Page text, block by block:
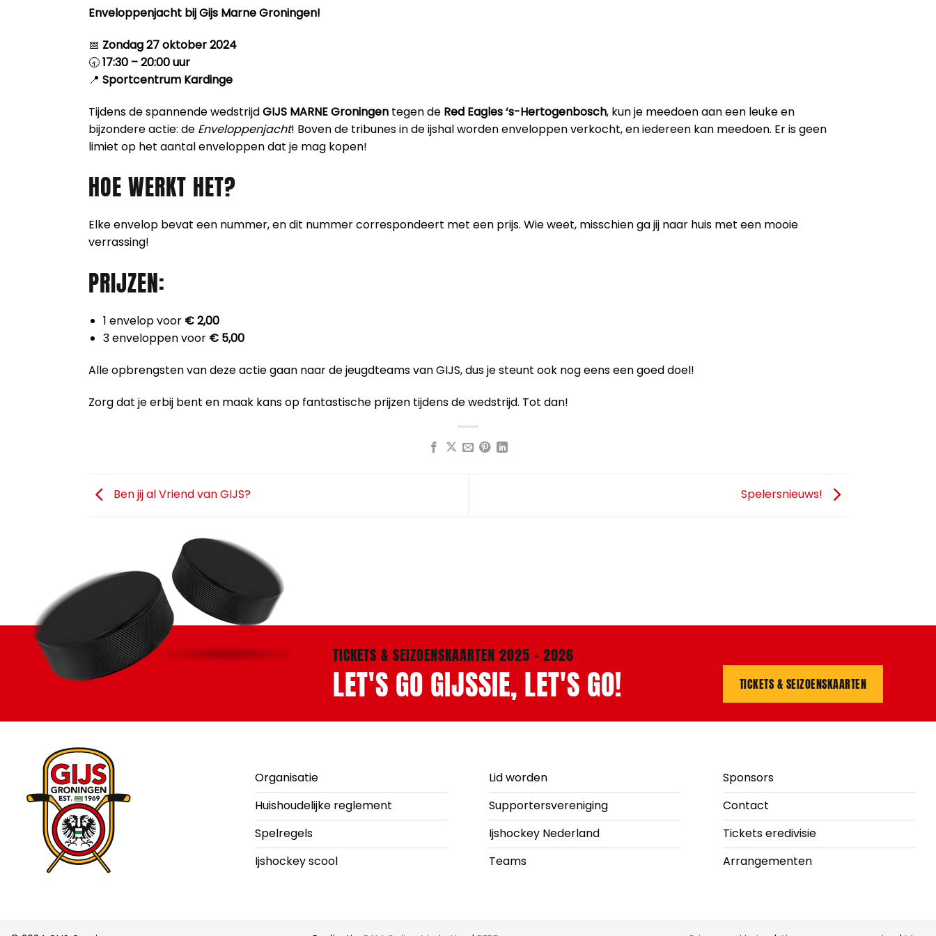
Enveloppenjacht bij Gijs Marne Groningen!
📅 Zondag 27 oktober 2024
🕣17:30 – 20:00 uur
📍 Sportcentrum Kardinge
Tijdens de spannende wedstrijdGIJS MARNE Groningen tegen de Red Eagles ‘s-Hertogenbosch, kun je meedoen aan een leuke en
bijzondere actie: de Enveloppenjacht! Boven de tribunes in de ijshal worden enveloppen verkocht, en iedereen kan meedoen. Er is geen
limiet op het aantal enveloppen dat je mag kopen!
HOE WERKT HET?
Elke envelop bevat een nummer, en dit nummer correspondeert met een prijs. Wie weet, misschien ga jij naar huis met een mooie
verrassing!
PRIJZEN:
1 envelop voor € 2,00
3 enveloppen voor € 5,00
Alle opbrengsten van deze actie gaan naar de jeugdteams van GIJS, dus je steunt ook nog eens een goed doel!
Zorg dat je erbij bent en maak kans op fantastische prijzen tijdens de wedstrijd. Tot dan!
Ben jij al Vriend van GIJS? Spelersnieuws!
TICKETS & SEIZOENSKAARTEN 2025 - 2026
LET'S GO GIJSSIE, LET'S GO! TICKETS & SEIZOENSKAARTEN
Organisatie
Huishoudelijke reglement
Spelregels
Ijshockey scool
Lid worden
Supportersvereniging
Ijshockey Nederland
Teams
Sponsors
Contact
Tickets eredivisie
Arrangementen